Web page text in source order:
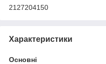
2127204150
Характеристики
Основні